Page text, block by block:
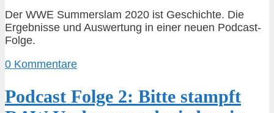
Der WWE Summerslam 2020 ist Geschichte. Die
Ergebnisse und Auswertung in einer neuen Podcast-
Folge.
0 Kommentare
Podcast Folge 2: Bitte stampft